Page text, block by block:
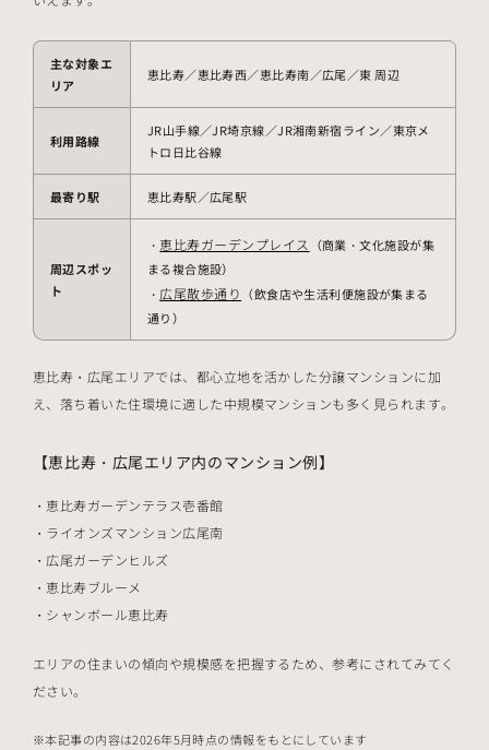
主な対象エ
リア
恵比寿／恵比寿西／恵比寿南／広尾／東 周辺
利用路線
JR山手線／JR埼京線／JR湘南新宿ライン／東京メ
トロ日比谷線
最寄り駅 恵比寿駅／広尾駅
周辺スポッ
ト
・ 恵比寿ガーデンプレイス
（商業・文化施設が集
まる複合施設）
・ 広尾散歩通り （飲食店や生活利便施設が集まる
通り）
恵比寿・広尾エリアでは、都心立地を活かした分譲マンションに加
え、落ち着いた住環境に適した中規模マンションも多く見られます。
【恵比寿・広尾エリア内のマンション例】
恵比寿ガーデンテラス壱番館
ライオンズマンション広尾南
広尾ガーデンヒルズ
恵比寿ブルーメ
シャンボール恵比寿
エリアの住まいの傾向や規模感を把握するため、参考にされてみてく
ださい。
本記事の内容は2026年5月時点の情報をもとにしています